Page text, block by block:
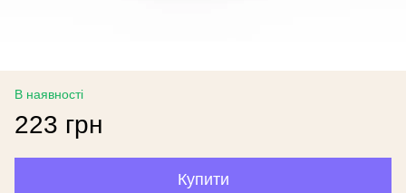
В наявності
223 грн
Купити